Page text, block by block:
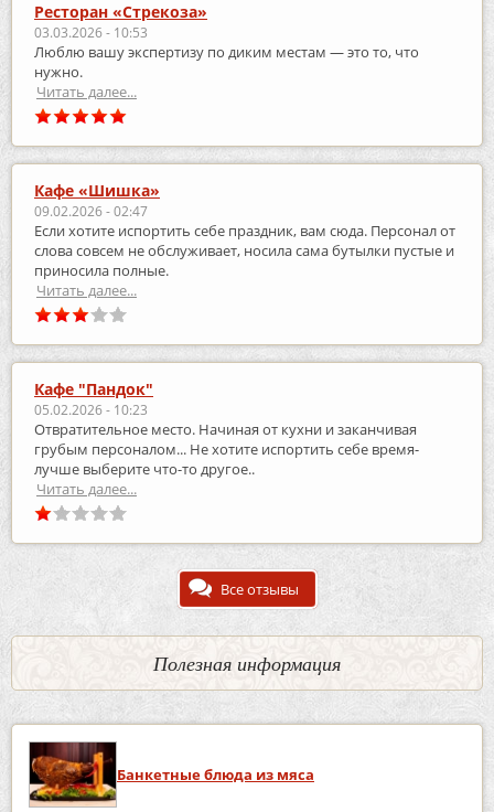
Ресторан «Стрекоза»
03.03.2026 - 10:53
Люблю вашу экспертизу по диким местам — это то, что
нужно.
Читать далее...
Кафе «Шишка»
09.02.2026 - 02:47
Если хотите испортить себе праздник, вам сюда. Персонал от
слова совсем не обслуживает, носила сама бутылки пустые и
приносила полные.
Читать далее...
Кафе "Пандок"
05.02.2026 - 10:23
Отвратительное место. Начиная от кухни и заканчивая
грубым персоналом... Не хотите испортить себе время-
лучше выберите что-то другое..
Читать далее...
Все отзывы
Полезная информация
Банкетные блюда из мяса